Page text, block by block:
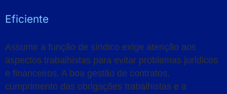
Eficiente
Assumir a função de síndico exige atenção aos
aspectos trabalhistas para evitar problemas jurídicos
e financeiros. A boa gestão de contratos,
cumprimento das obrigações trabalhistas e a